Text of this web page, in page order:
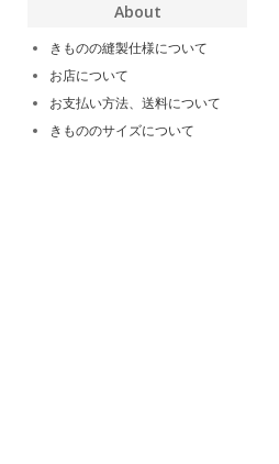
About
きものの縫製仕様について
お店について
お支払い方法、送料について
きもののサイズについて